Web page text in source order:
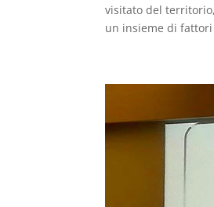
visitato del
un insieme di fattori